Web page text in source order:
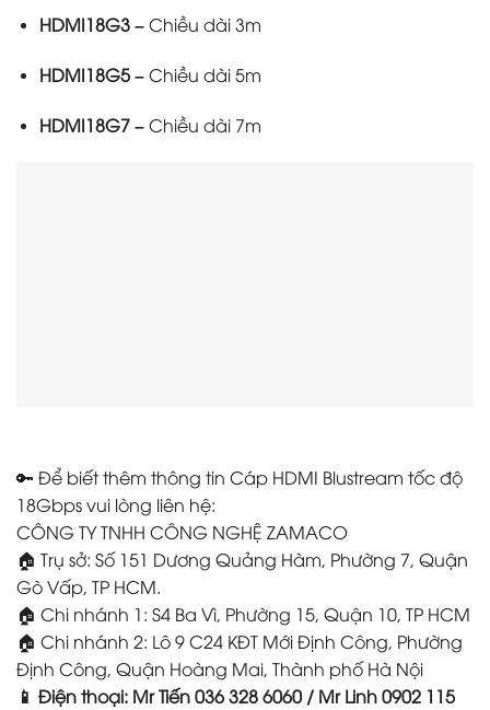
HDMI18G3 –Chiều dài 3m
HDMI18G5 –Chiều dài 5m
HDMI18G7 –Chiều dài 7m
🔑 Để biết thêm thông tin Cáp HDMI Blustream tốc độ
18Gbps vui lòng liên hệ:
CÔNG TY TNHH CÔNG NGHỆ ZAMACO
🏠 Trụ sở: Số 151 Dương Quảng Hàm, Phường 7, Quận
Gò Vấp, TP HCM.
🏠 Chi nhánh 1: S4 Ba Vì, Phường 15, Quận 10, TP HCM
🏠 Chi nhánh 2: Lô 9 C24 KĐT Mới Định Công, Phường
Định Công, Quận Hoàng Mai, Thành phố Hà Nội
📱 Điện thoại: Mr Tiến 036 328 6060 / Mr Linh 0902 115